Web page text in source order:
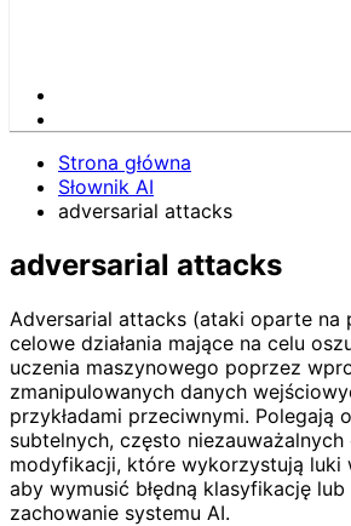
Strona główna
Słownik AI
adversarial attacks
adversarial attacks
Adversarial attacks (ataki oparte na
celowe działania mające na celu
uczenia maszynowego poprzez
zmanipulowanych danych
przykładami przeciwnymi. Polegają
subtelnych, często niezauważalnych
modyfikacji, które wykorzystują luki
aby wymusić błędną klasyfikację
zachowanie systemu AI.